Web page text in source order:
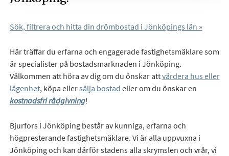
Sök, filtrera och hitta din drömbostad i Jönköpings län »
Här träffar du erfarna och engagerade fastighetsmäklare som
är specialister på bostadsmarknaden i Jönköping.
Välkommen att höra av dig om du önskar attvärdera hus eller
lägenhet, köpa ellersälja bostad eller om du önskar en
kostnadsfri rådgivning!
Bjurfors i Jönköping består av kunniga, erfarna och
högpresterande fastighetsmäklare. Vi är alla uppvuxna i
Jönköping och kan därför stadens alla skrymslen och vrår, vi